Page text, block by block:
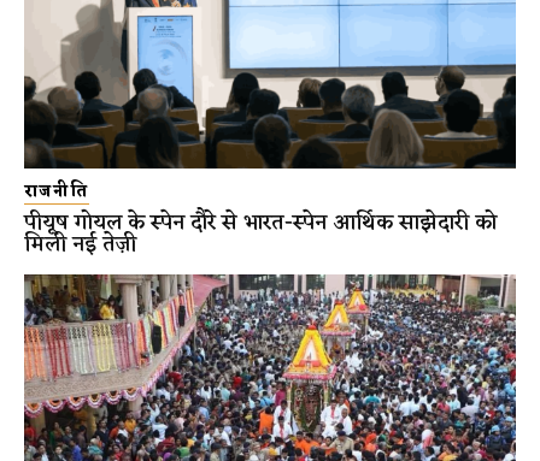
राजनीति
पीयूष गोयल के स्पेन दौरे से भारत-स्पेन आर्थिक साझेदारी को
मिली नई तेज़ी